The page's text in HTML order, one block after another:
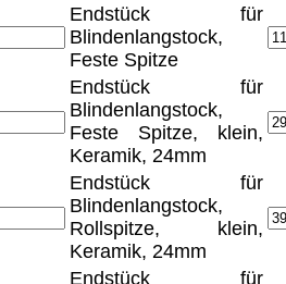
Endstück für
Blindenlangstock,
Feste Spitze
Endstück für
Blindenlangstock,
Feste Spitze, klein,
Keramik, 24mm
Endstück für
Blindenlangstock,
Rollspitze, klein,
Keramik, 24mm
Endstück für